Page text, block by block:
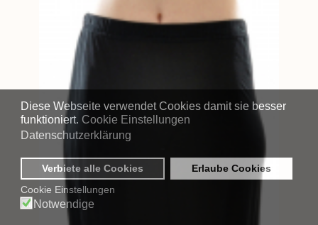
Diese Webseite verwendet Cookies damit sie besser
funktioniert. Cookie Einstellungen
Datenschutzerklärung
Verbiete alle Cookies
Erlaube Cookies
Cookie Einstellungen
Notwendige